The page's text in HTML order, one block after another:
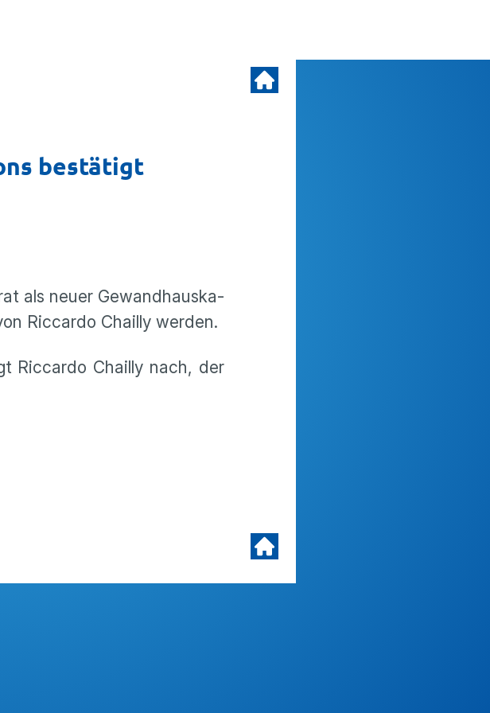
bestätigt
als neuer Gewand­haus­ka­
Riccardo Chailly werden.
Riccardo Chailly nach, der